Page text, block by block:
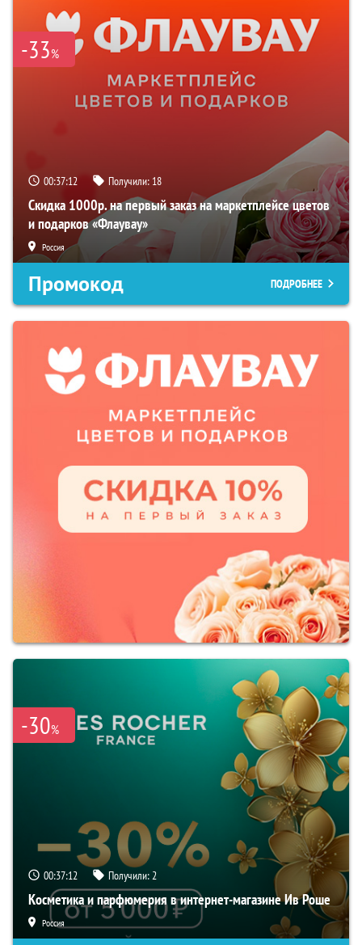
-33%
00:37:11 Получили: 18
Скидка 1000р. на первый заказ на маркетплейсе цветов
и подарков «Флаувау»
Россия
Промокод ПОДРОБНЕЕ
-30%
00:37:11 Получили:2
Косметика и парфюмерия в интернет-магазине Ив Роше
Россия